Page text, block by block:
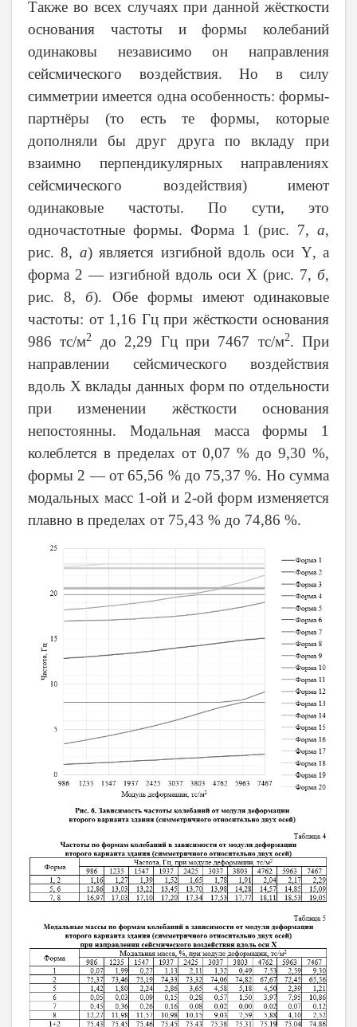
Также во всех случаях при данной жёсткости
основания частоты и формы колебаний
одинаковы независимо он направления
сейсмического воздействия. Но в силу
симметрии имеется одна особенность: формы-
партнёры (то есть те формы, которые
дополняли бы друг друга по вкладу при
взаимно перпендикулярных направлениях
сейсмического воздействия) имеют
одинаковые частоты. По сути, это
одночастотные формы. Форма 1 (рис. 7, а,
рис. 8, а) является изгибной вдоль оси Y, а
форма 2 — изгибной вдоль оси X (рис. 7, б,
рис. 8,б). Обе формы имеют одинаковые
частоты: от 1,16 Гц при жёсткости основания
986 тс/м2 до 2,29 Гц при 7467 тс/м2. При
направлении сейсмического воздействия
вдоль X вклады данных форм по отдельности
при изменении жёсткости основания
непостоянны. Модальная масса формы 1
колеблется в пределах от 0,07 % до 9,30 %,
формы 2 — от 65,56 % до 75,37 %. Но сумма
модальных масс 1‑ой и 2‑ой форм изменяется
плавно в пределах от 75,43 % до 74,86 %.